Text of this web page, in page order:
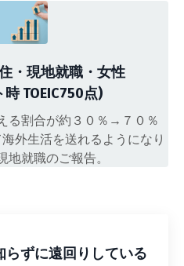
・現地就職・女性
TOEIC750点)
る割合が約３０％→７０％
外生活を送れるようになり
地就職のご報告。
ずに遠回りしている